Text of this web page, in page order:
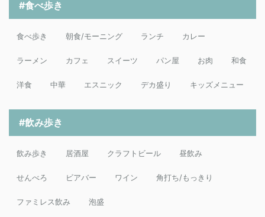
#食べ歩き
食べ歩き 朝食/モーニング ランチ カレー
ラーメン カフェ スイーツ パン屋 お肉 和食
洋食 中華 エスニック デカ盛り キッズメニュー
#飲み歩き
飲み歩き 居酒屋 クラフトビール 昼飲み
せんべろ ビアバー ワイン 角打ち/もっきり
ファミレス飲み 泡盛